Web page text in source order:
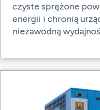
czyste sprężone
energii i chronią
niezawodną